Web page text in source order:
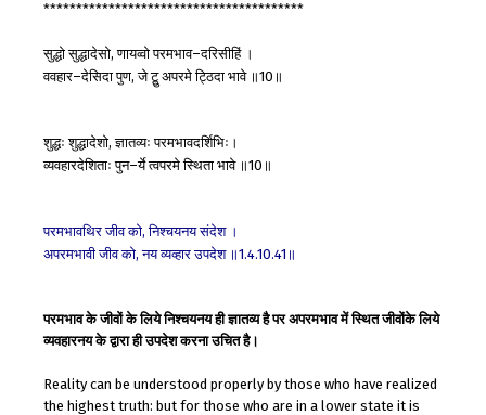
****************************************
सुद्धोसुद्धादेसो,णायव्वोपरमभाव–दरिसीहिं ।
ववहार–देसिदापुण,जेटु़ुअपरमेट्ठिदाभावे ॥10 ॥
शुद्धः शुद्धादेशो,ज्ञातव्यः परमभावदर्शिभिः।
व्यवहारदेशिताः पुन–र्येत्वपरमेस्थिताभावे ॥10 ॥
परमभावथिरजीवको,निश्चयनयसंदेश ।
अपरमभावीजीवको,नयव्यव्हारउपदेश ॥1.4.10.41 ॥
परमभाव के जीवों के लिये निश्चयनय ही ज्ञातव्य है पर अपरमभाव में स्थित जीवोंके लिये
व्यवहारनय के द्वारा ही उपदेश करना उचित है।
Reality can be understood properly by those who have realized
the highest truth: but for those who are in a lower state it is